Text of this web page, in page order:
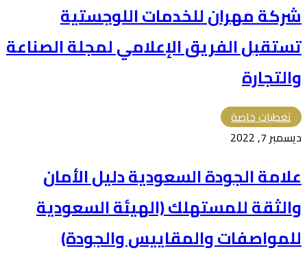
شركة مهران للخدمات اللوجستية
تستقبل الفريق الإعلامي لمجلة الصناعة
والتجارة
تغطيات خاصة
ديسمبر 7, 2022
علامة الجودة السعودية دليل الأمان
والثقة للمستهلك (الهيئة السعودية
للمواصفات والمقاييس والجودة)